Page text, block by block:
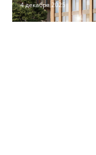
4 декабря 2025